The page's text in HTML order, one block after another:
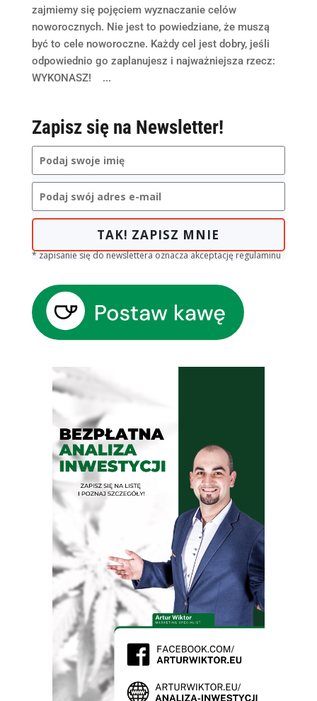
zajmiemy się pojęciem wyznaczanie celów
noworocznych. Nie jest to powiedziane, że muszą
być to cele noworoczne. Każdy cel jest dobry, jeśli
odpowiednio go zaplanujesz i najważniejsza rzecz:
WYKONASZ! ...
Zapisz się na Newsletter!
TAK! ZAPISZ MNIE
* zapisanie się do newslettera oznacza akceptację regulaminu